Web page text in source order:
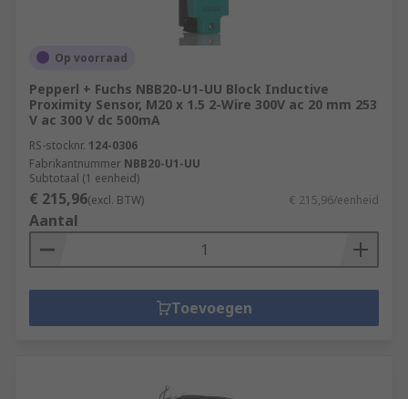
Op voorraad
Pepperl + Fuchs NBB20-U1-UU Block Inductive
Proximity Sensor, M20 x 1.5 2-Wire 300V ac 20 mm 253
V ac 300 V dc 500mA
RS-stocknr. 124-0306
Fabrikantnummer NBB20-U1-UU
Subtotaal (1 eenheid)
€ 215,96(excl. BTW) € 215,96/eenheid
Aantal
Toevoegen